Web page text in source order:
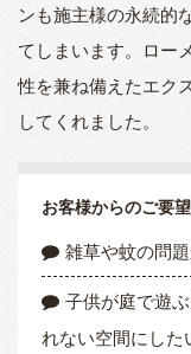
ンも施主様の永続的
てしまいます。ロー
性を兼ね備えたエク
してくれました。
お客様からのご要望
雑草や蚊の問
子供が庭で遊
れない空間にした